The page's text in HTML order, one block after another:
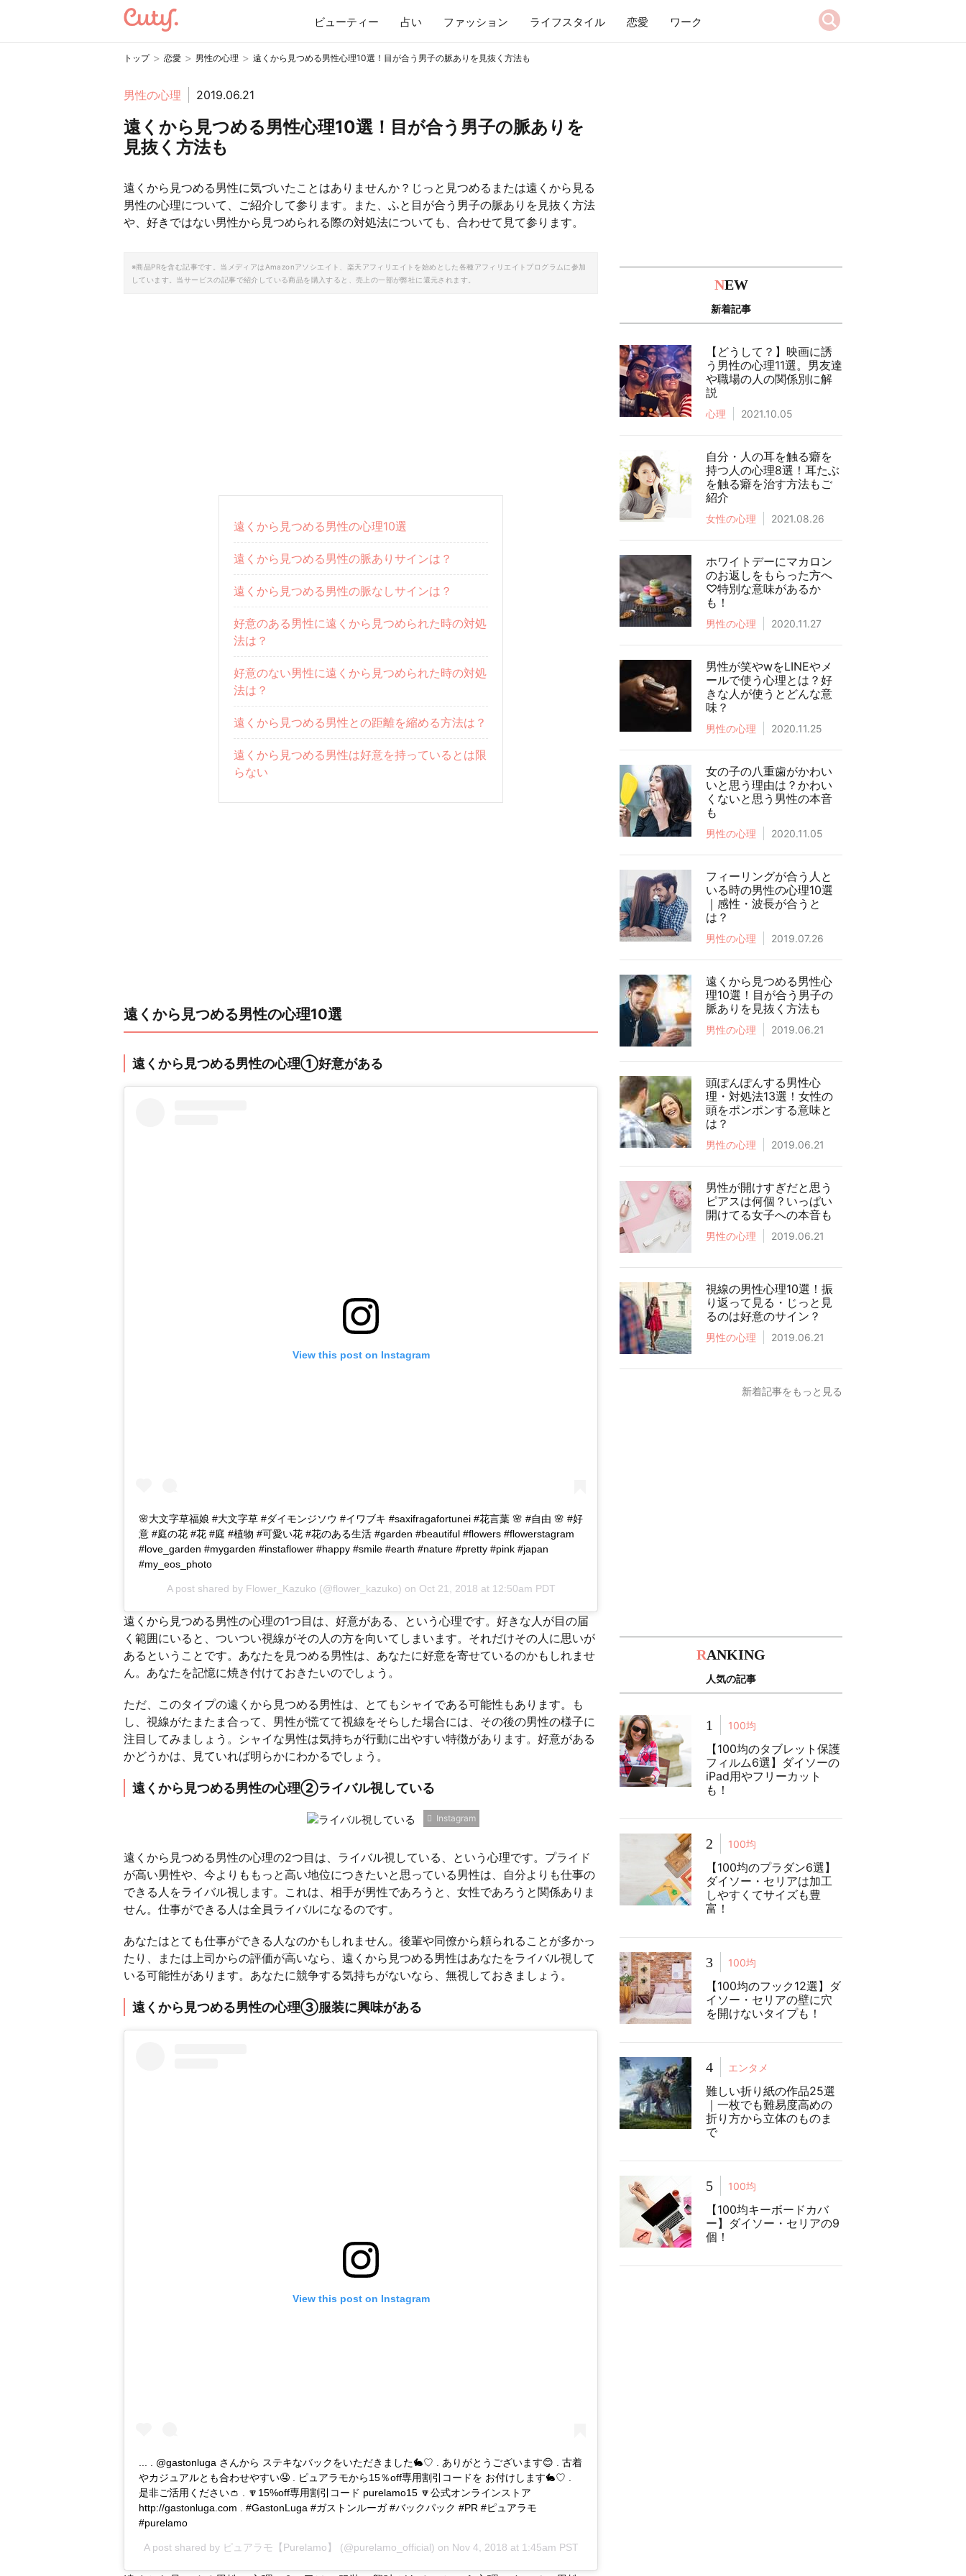
ビューティー 占い ファッション ライフスタイル 恋愛 ワーク
トップ > 恋愛 > 男性の心理 > 遠くから見つめる男性心理10選！目が合う男子の脈ありを見抜く方法も
男性の心理 2019.06.21
遠くから見つめる男性心理10選！目が合う男子の脈ありを
見抜く方法も
遠くから見つめる男性に気づいたことはありませんか？じっと見つめるまたは遠くから見る
男性の心理について、ご紹介して参ります。また、ふと目が合う男子の脈ありを見抜く方法
や、好きではない男性から見つめられる際の対処法についても、合わせて見て参ります。
※商品PRを含む記事です。当メディアはAmazonアソシエイト、楽天アフィリエイトを始めとした各種アフィリエイトプログラムに参加
しています。当サービスの記事で紹介している商品を購入すると、売上の一部が弊社に還元されます。
遠くから見つめる男性の心理10選
遠くから見つめる男性の脈ありサインは？
遠くから見つめる男性の脈なしサインは？
好意のある男性に遠くから見つめられた時の対処
法は？
好意のない男性に遠くから見つめられた時の対処
法は？
遠くから見つめる男性との距離を縮める方法は？
遠くから見つめる男性は好意を持っているとは限
らない
遠くから見つめる男性の心理10選
遠くから見つめる男性の心理①好意がある
View this post on Instagram
🌸大文字草福娘 #大文字草 #ダイモンジソウ #イワブキ #saxifragafortunei #花言葉 🌸 #自由 🌸 #好
意 #庭の花 #花 #庭 #植物 #可愛い花 #花のある生活 #garden #beautiful #flowers #flowerstagram
#love_garden #mygarden #instaflower #happy #smile #earth #nature #pretty #pink #japan
#my_eos_photo
A post shared by Flower_Kazuko (@flower_kazuko) on Oct 21, 2018 at 12:50am PDT
遠くから見つめる男性の心理の1つ目は、好意がある、という心理です。好きな人が目の届
く範囲にいると、ついつい視線がその人の方を向いてしまいます。それだけその人に思いが
あるということです。あなたを見つめる男性は、あなたに好意を寄せているのかもしれませ
ん。あなたを記憶に焼き付けておきたいのでしょう。
ただ、このタイプの遠くから見つめる男性は、とてもシャイである可能性もあります。も
し、視線がたまたま合って、男性が慌てて視線をそらした場合には、その後の男性の様子に
注目してみましょう。シャイな男性は気持ちが行動に出やすい特徴があります。好意がある
かどうかは、見ていれば明らかにわかるでしょう。
遠くから見つめる男性の心理②ライバル視している
Instagram
遠くから見つめる男性の心理の2つ目は、ライバル視している、という心理です。プライド
が高い男性や、今よりももっと高い地位につきたいと思っている男性は、自分よりも仕事の
できる人をライバル視します。これは、相手が男性であろうと、女性であろうと関係ありま
せん。仕事ができる人は全員ライバルになるのです。
あなたはとても仕事ができる人なのかもしれません。後輩や同僚から頼られることが多かっ
たり、または上司からの評価が高いなら、遠くから見つめる男性はあなたをライバル視して
いる可能性があります。あなたに競争する気持ちがないなら、無視しておきましょう。
遠くから見つめる男性の心理③服装に興味がある
View this post on Instagram
... . @gastonluga さんから ステキなバックをいただきました🐇♡ . ありがとうございます😊 . 古着
やカジュアルとも合わせやすい🤤 . ピュアラモから15％off専用割引コードを お付けします🐇♡ .
是非ご活用ください👛 . 🔽15%off専用割引コード purelamo15 🔽公式オンラインストア
http://gastonluga.com . #GastonLuga #ガストンルーガ #バックパック #PR #ピュアラモ
#purelamo
A post shared by ピュアラモ【Purelamo】 (@purelamo_official) on Nov 4, 2018 at 1:45am PST
NEW
新着記事
【どうして？】映画に誘
う男性の心理11選。男友達
や職場の人の関係別に解
説
心理 2021.10.05
自分・人の耳を触る癖を
持つ人の心理8選！耳たぶ
を触る癖を治す方法もご
紹介
女性の心理 2021.08.26
ホワイトデーにマカロン
のお返しをもらった方へ
♡特別な意味があるか
も！
男性の心理 2020.11.27
男性が笑やwをLINEやメ
ールで使う心理とは？好
きな人が使うとどんな意
味？
男性の心理 2020.11.25
女の子の八重歯がかわい
いと思う理由は？かわい
くないと思う男性の本音
も
男性の心理 2020.11.05
フィーリングが合う人と
いる時の男性の心理10選
｜感性・波長が合うと
は？
男性の心理 2019.07.26
遠くから見つめる男性心
理10選！目が合う男子の
脈ありを見抜く方法も
男性の心理 2019.06.21
頭ぽんぽんする男性心
理・対処法13選！女性の
頭をポンポンする意味と
は？
男性の心理 2019.06.21
男性が開けすぎだと思う
ピアスは何個？いっぱい
開けてる女子への本音も
男性の心理 2019.06.21
視線の男性心理10選！振
り返って見る・じっと見
るのは好意のサイン？
男性の心理 2019.06.21
新着記事をもっと見る
RANKING
人気の記事
1 100均
【100均のタブレット保護
フィルム6選】ダイソーの
iPad用やフリーカット
も！
2 100均
【100均のプラダン6選】
ダイソー・セリアは加工
しやすくてサイズも豊
富！
3 100均
【100均のフック12選】ダ
イソー・セリアの壁に穴
を開けないタイプも！
4 エンタメ
難しい折り紙の作品25選
｜一枚でも難易度高めの
折り方から立体のものま
で
5 100均
【100均キーボードカバ
ー】ダイソー・セリアの9
個！